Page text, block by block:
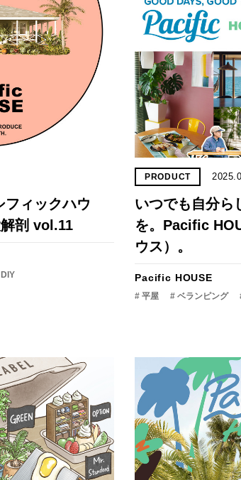
ィックハウ
剖 vol.11
PRODUCT
いつでも自分ら
を。Pacific
ウス）。
Pacific HOUSE
# 平屋 # ベランピング